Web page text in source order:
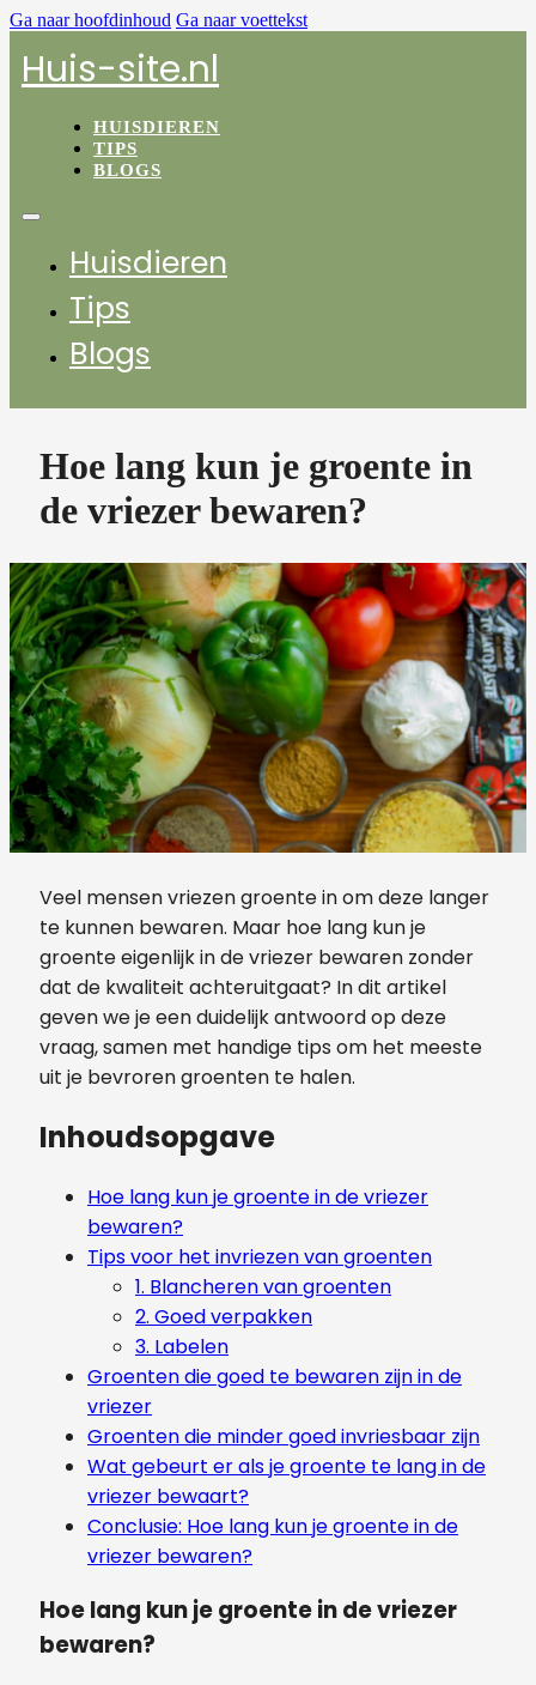
Ga naar hoofdinhoud Ga naar voettekst
Huis-site.nl
HUISDIEREN
TIPS
BLOGS
Huisdieren
Tips
Blogs
Hoe lang kun je groente in
de vriezer bewaren?
Veel mensen vriezen groente in om deze langer
te kunnen bewaren. Maar hoe lang kun je
groente eigenlijk in de vriezer bewaren zonder
dat de kwaliteit achteruitgaat? In dit artikel
geven we je een duidelijk antwoord op deze
vraag, samen met handige tips om het meeste
uit je bevroren groenten te halen.
Inhoudsopgave
Hoe lang kun je groente in de vriezer
bewaren?
Tips voor het invriezen van groenten
1. Blancheren van groenten
2. Goed verpakken
3. Labelen
Groenten die goed te bewaren zijn in de
vriezer
Groenten die minder goed invriesbaar zijn
Wat gebeurt er als je groente te lang in de
vriezer bewaart?
Conclusie: Hoe lang kun je groente in de
vriezer bewaren?
Hoe lang kun je groente in de vriezer
bewaren?